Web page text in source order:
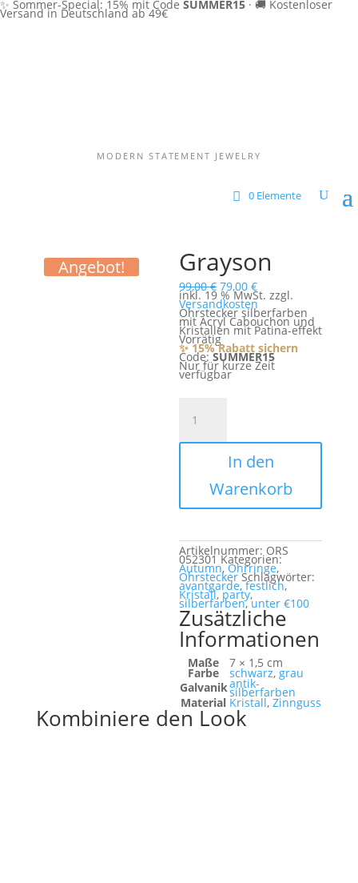
✨ Sommer-Special: 15% mit Code SUMMER15 · 🚚 Kostenloser
Versand in Deutschland ab 49€
MODERN STATEMENT JEWELRY
0 Elemente
Angebot! Grayson
99,00€ Ursprünglicher
Preis
war:
99,00 €
79,00 €Aktueller
Preis
ist:
79,00 €.
inkl. 19 % MwSt. zzgl.
Versandkosten
Ohrstecker silberfarben
mit Acryl Cabouchon und
Kristallen mit Patina-effekt
Vorrätig
✨ 15% Rabatt sichern
Code:SUMMER15
Nur für kurze Zeit
verfügbar
In den
Warenkorb
Artikelnummer: ORS
052301 Kategorien:
Autumn,Ohrringe,
Ohrstecker Schlagwörter:
avantgarde,festlich,
Kristall,party,
silberfarben,unter €100
Zusätzliche
Informationen
Maße 7 × 1,5 cm
Farbe schwarz, grau
Galvanikantik-
silberfarben
Material Kristall, Zinnguss
Kombiniere den Look